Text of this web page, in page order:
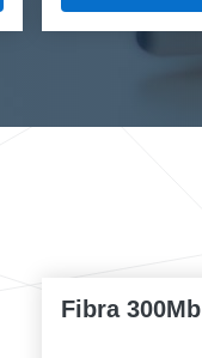
Fibra 300Mb